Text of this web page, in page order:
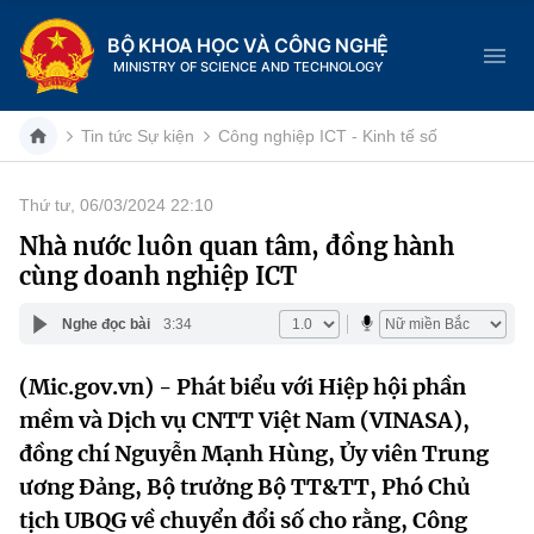
BỘ KHOA HỌC VÀ CÔNG NGHỆ
MINISTRY OF SCIENCE AND TECHNOLOGY
Danh mục
Trang chủ
Giới thiệu
Chức năng nhiệm vụ
Cơ cấu tổ chức
Lịch sử phát triển
Tin tức sự kiện
Khoa học và Công nghệ
Đổi mới sáng tạo
Dịch vụ công
Hệ thống văn bản
Tin tức Sự kiện Công nghiệp ICT - Kinh tế số
Thứ tư, 06/03/2024 22:10
Nhà nước luôn quan tâm, đồng hành
cùng doanh nghiệp ICT
Nghe đọc bài 3:34
(Mic.gov.vn) - Phát biểu với Hiệp hội phần
mềm và Dịch vụ CNTT Việt Nam (VINASA),
đồng chí Nguyễn Mạnh Hùng, Ủy viên Trung
ương Đảng, Bộ trưởng Bộ TT&TT, Phó Chủ
tịch UBQG về chuyển đổi số cho rằng, Công